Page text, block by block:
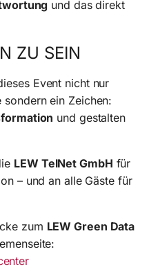
und das direkt
ZU SEIN
Event nicht nur
ein Zeichen:
und gestalten
LEW TelNet GmbH für
– und an alle Gäste für
zum LEW Green Data